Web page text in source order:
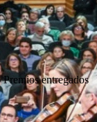
Premios entregados